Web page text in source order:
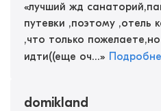
«лучший жд
путевки ,поэтому ,отель
,что только
идти((еще оч...»
domikland